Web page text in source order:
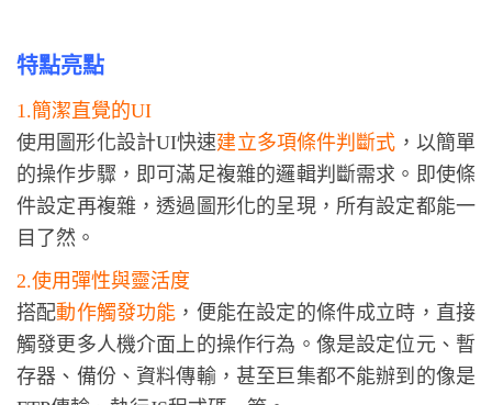
特點亮點
1.簡潔直覺的UI
使用圖形化設計UI快速建立多項條件判斷式 ，以簡單
的操作步驟，即可滿足複雜的邏輯判斷需求。即使條
件設定再複雜，透過圖形化的呈現，所有設定都能一
目了然。
2.使用彈性與靈活度
搭配動作觸發功能 ，便能在設定的條件成立時，直接
觸發更多人機介面上的操作行為。像是設定位元、暫
存器、備份、資料傳輸，甚至巨集都不能辦到的像是